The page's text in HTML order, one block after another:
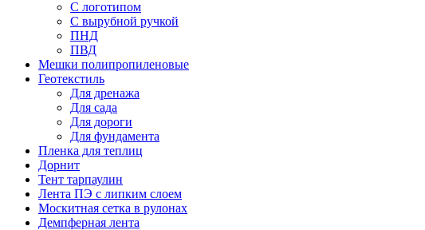
С логотипом
С вырубной ручкой
ПНД
ПВД
Мешки полипропиленовые
Геотекстиль
Для дренажа
Для сада
Для дороги
Для фундамента
Пленка для теплиц
Дорнит
Тент тарпаулин
Лента ПЭ с липким слоем
Москитная сетка в рулонах
Демпферная лента